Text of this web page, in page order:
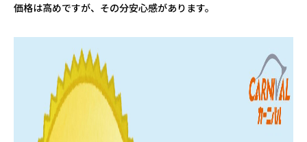
価格は高めですが、その分安心感があります。